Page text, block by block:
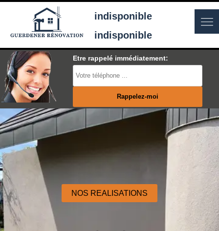
indisponible
indisponible
Etre rappelé immédiatement:
NOS REALISATIONS